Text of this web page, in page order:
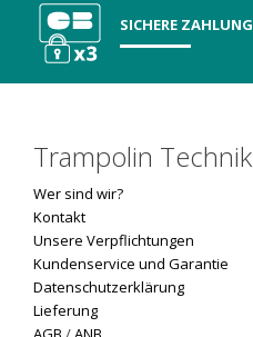
SICHERE ZAHLUNG
Trampolin Technik
Wer sind wir?
Kontakt
Unsere Verpflichtungen
Kundenservice und Garantie
Datenschutzerklärung
Lieferung